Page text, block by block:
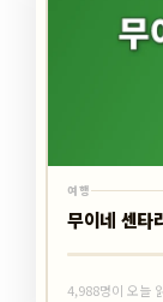
여행
무이네 센타
4,988명이 오늘